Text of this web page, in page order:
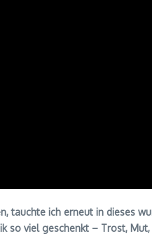
tauchte ich erneut in dieses
viel geschenkt – Trost,